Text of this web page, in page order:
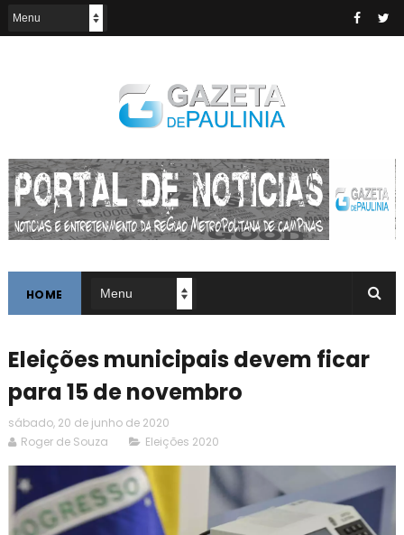
HOME
Eleições municipais devem ficar
para 15 de novembro
sábado, 20 de junho de 2020
Roger de Souza
Eleições 2020